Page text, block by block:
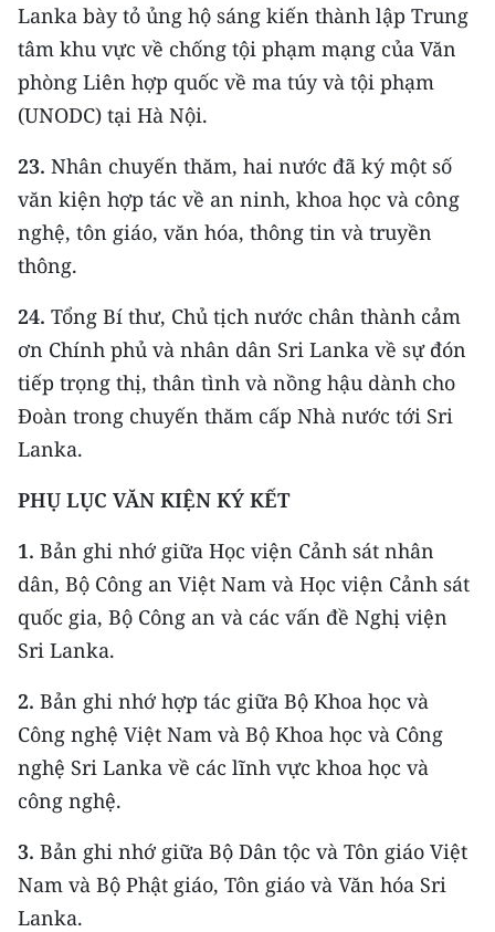
Lanka bày tỏ ủng hộ sáng kiến thành lập Trung
tâm khu vực về chống tội phạm mạng của Văn
phòng Liên hợp quốc về ma túy và tội phạm
(UNODC) tại Hà Nội.
23. Nhân chuyến thăm, hai nước đã ký một số
văn kiện hợp tác về an ninh, khoa học và công
nghệ, tôn giáo, văn hóa, thông tin và truyền
thông.
24. Tổng Bí thư, Chủ tịch nước chân thành cảm
ơn Chính phủ và nhân dân Sri Lanka về sự đón
tiếp trọng thị, thân tình và nồng hậu dành cho
Đoàn trong chuyến thăm cấp Nhà nước tới Sri
Lanka.
PHỤ LỤC VĂN KIỆN KÝ KẾT
1. Bản ghi nhớ giữa Học viện Cảnh sát nhân
dân, Bộ Công an Việt Nam và Học viện Cảnh sát
quốc gia, Bộ Công an và các vấn đề Nghị viện
Sri Lanka.
2. Bản ghi nhớ hợp tác giữa Bộ Khoa học và
Công nghệ Việt Nam và Bộ Khoa học và Công
nghệ Sri Lanka về các lĩnh vực khoa học và
công nghệ.
3. Bản ghi nhớ giữa Bộ Dân tộc và Tôn giáo Việt
Nam và Bộ Phật giáo, Tôn giáo và Văn hóa Sri
Lanka.